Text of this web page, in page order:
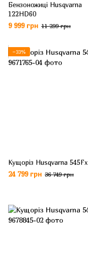
Бензоножиці Husqvarna
122HD60
9 999 грн 11 299 грн
−33%
Кущоріз Husqvarna 545Fx
24 799 грн 36 749 грн